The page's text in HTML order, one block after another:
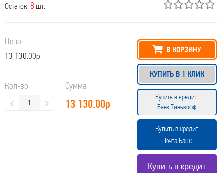
Остаток: 8 шт.
Цена:
13 130.00р
Кол-во Сумма
13 130.00р
В КОРЗИНУ
КУПИТЬ В 1 КЛИК
Купить в кредит
Банк Тинькофф
Купить в кредит
Почта Банк